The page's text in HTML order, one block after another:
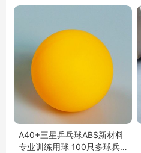
楚雄乒乓球桌
A40+三星乒乓球ABS新材料
专业训练用球 100只多球兵